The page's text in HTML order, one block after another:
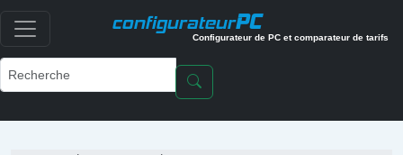
configurateurPC
Configurateur de PC et comparateur de tarifs